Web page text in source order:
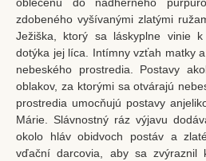
oblečenú do nádherného
zdobeného vyšívanými zlatými
Ježiška, ktorý sa láskyplne vinie
dotýka jej líca. Intímny vzťah matky
nebeského prostredia. Postavy
oblakov, za ktorými sa otvárajú
prostredia umocňujú postavy
Márie. Slávnostný ráz výjavu
okolo hláv obidvoch postáv a
vďační darcovia, aby sa zvýraznil